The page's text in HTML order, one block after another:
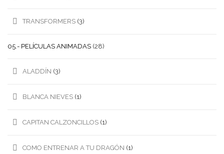
TRANSFORMERS (3)
05.- PELÍCULAS ANIMADAS (28)
ALADDÍN (3)
BLANCA NIEVES (1)
CAPITAN CALZONCILLOS (1)
COMO ENTRENAR A TU DRAGÓN (1)